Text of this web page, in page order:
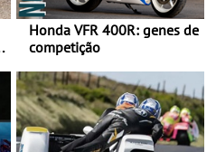
Honda VFR 400R: genes de
competição